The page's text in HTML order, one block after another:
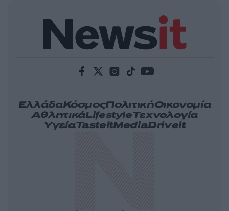
ΕλλάδαΚόσμοςΠολιτικήΟικονομία
ΑθλητικάLifestyleΤεχνολογία
ΥγείαTasteitMediaDriveit